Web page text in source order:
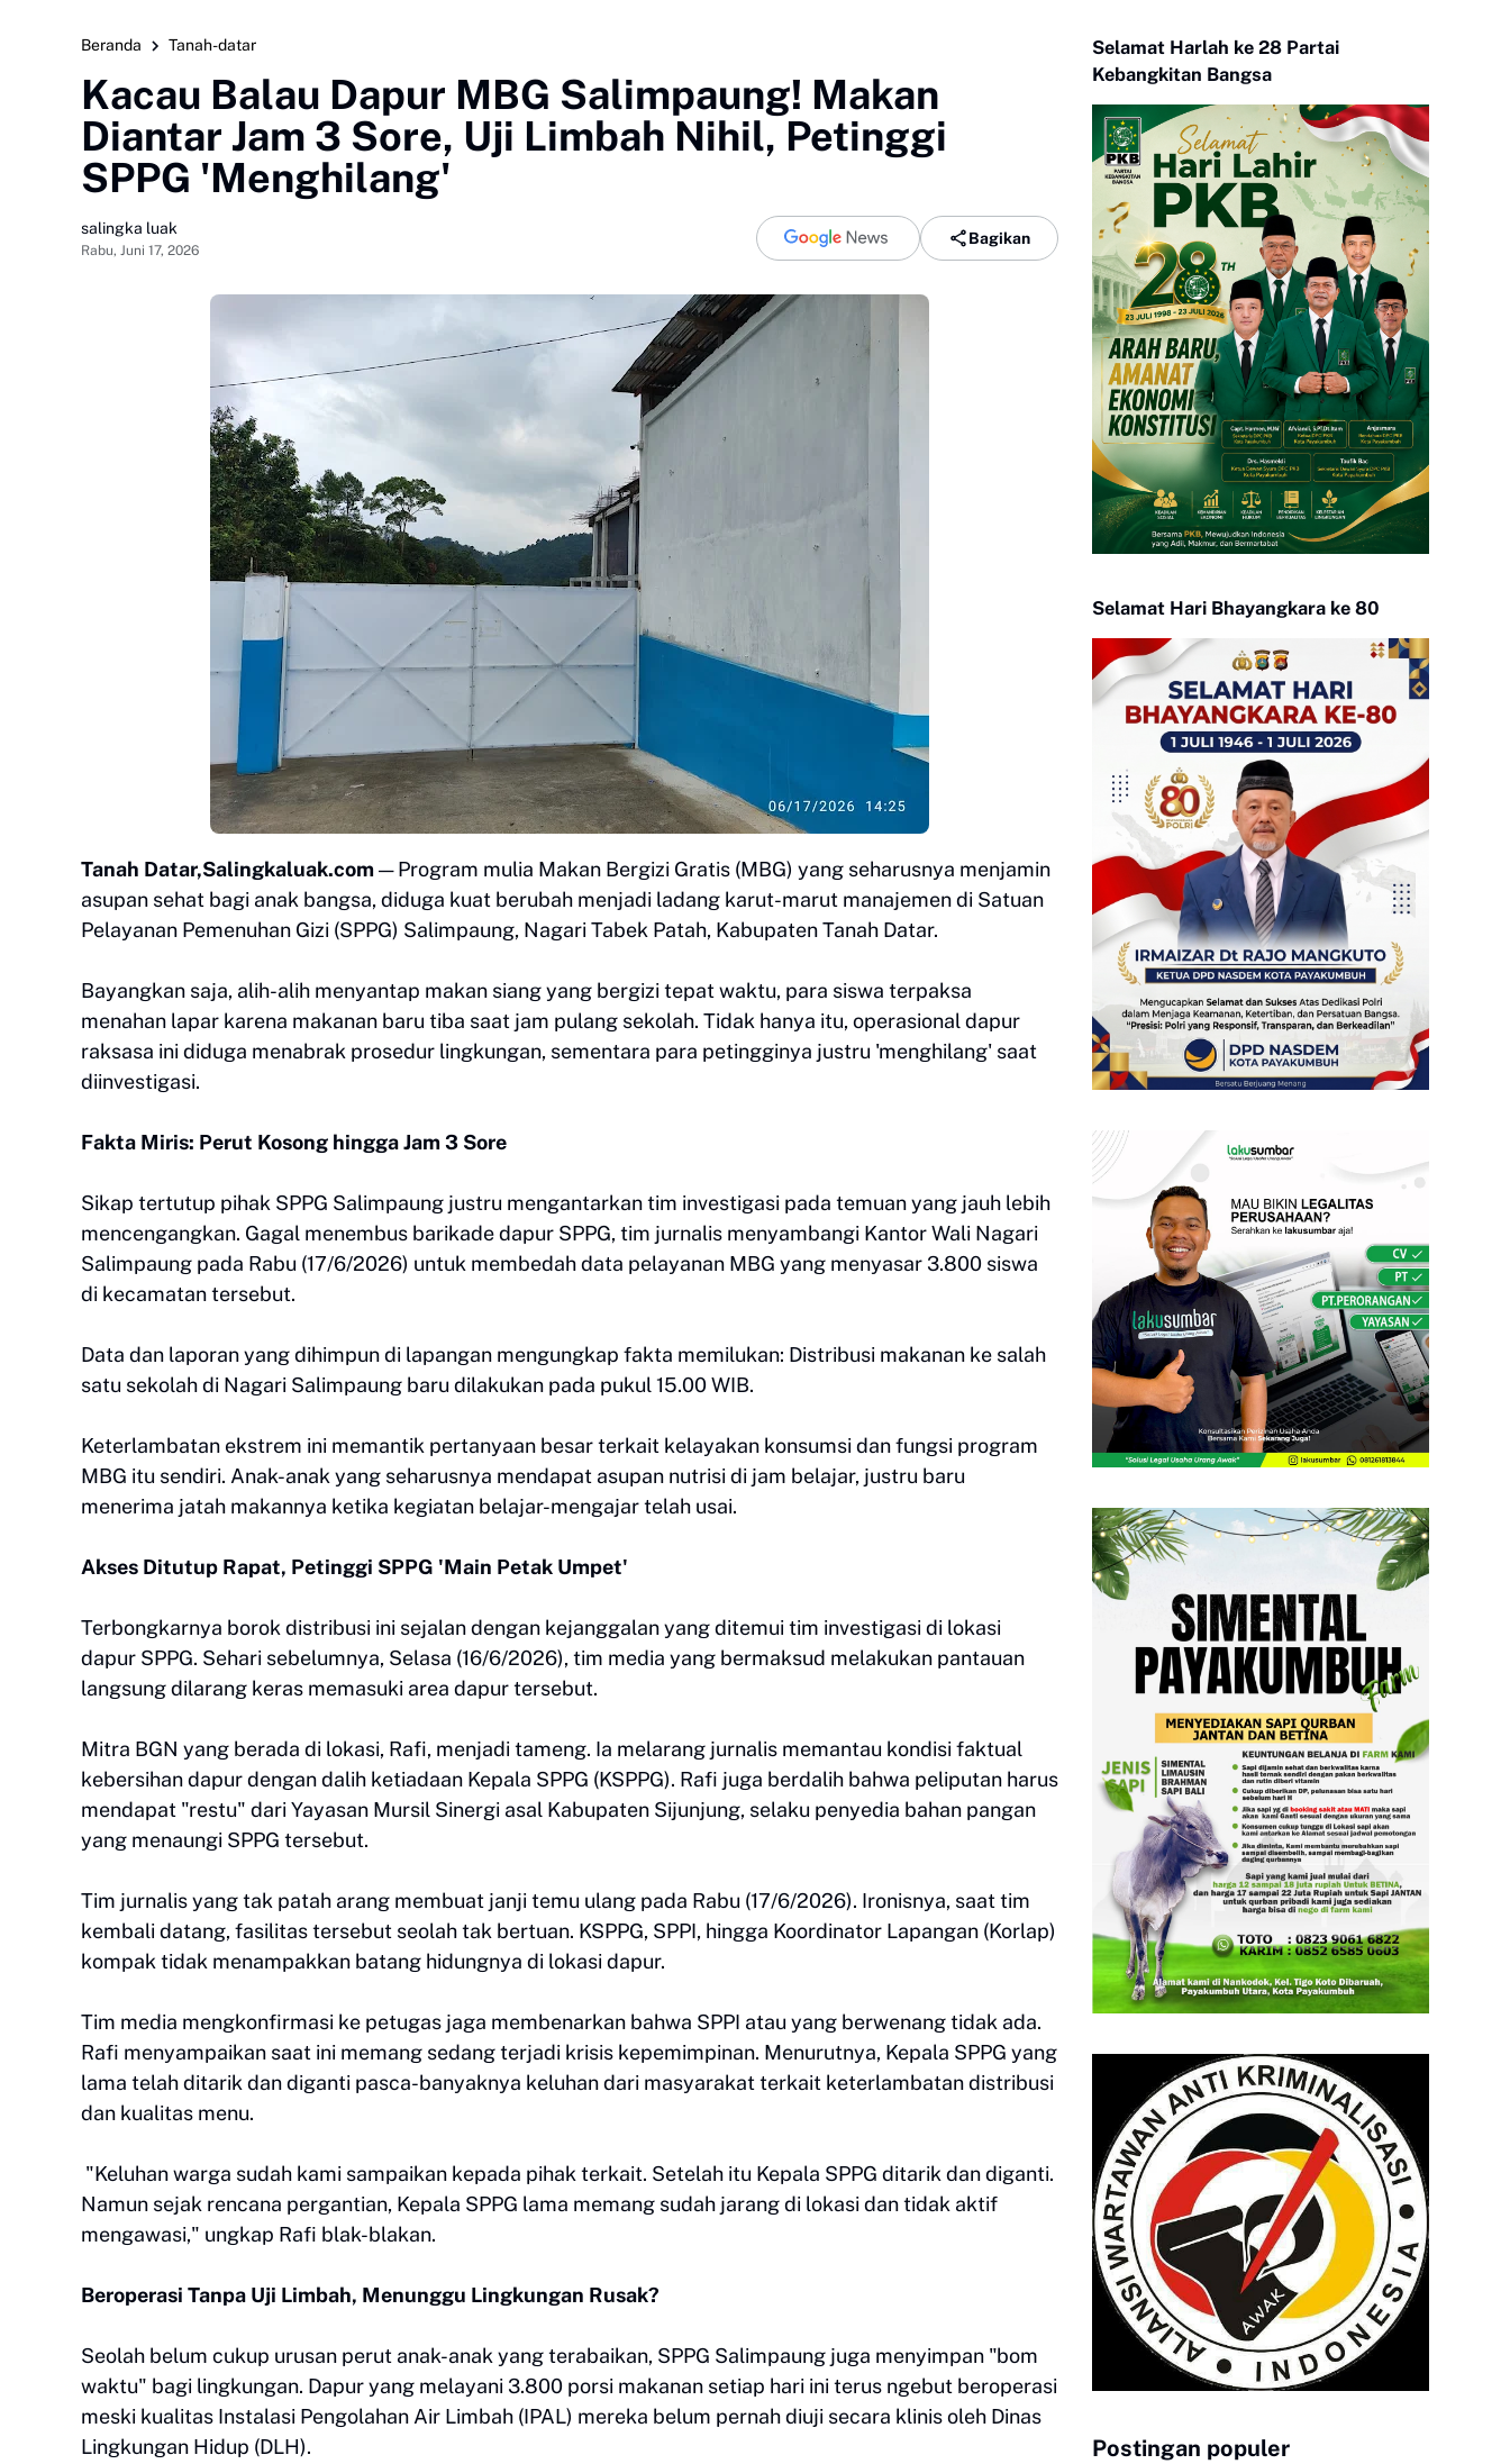
Beranda Tanah-datar
Kacau Balau Dapur MBG Salimpaung! Makan
Diantar Jam 3 Sore, Uji Limbah Nihil, Petinggi
SPPG 'Menghilang'
salingka luak
Rabu, Juni 17, 2026
Bagikan
Tanah Datar,Salingkaluak.com— Program mulia Makan Bergizi Gratis (MBG) yang seharusnya menjamin
asupan sehat bagi anak bangsa, diduga kuat berubah menjadi ladang karut-marut manajemen di Satuan
Pelayanan Pemenuhan Gizi (SPPG) Salimpaung, Nagari Tabek Patah, Kabupaten Tanah Datar.
Bayangkan saja, alih-alih menyantap makan siang yang bergizi tepat waktu, para siswa terpaksa
menahan lapar karena makanan baru tiba saat jam pulang sekolah. Tidak hanya itu, operasional dapur
raksasa ini diduga menabrak prosedur lingkungan, sementara para petingginya justru 'menghilang' saat
diinvestigasi.
Fakta Miris: Perut Kosong hingga Jam 3 Sore
Sikap tertutup pihak SPPG Salimpaung justru mengantarkan tim investigasi pada temuan yang jauh lebih
mencengangkan. Gagal menembus barikade dapur SPPG, tim jurnalis menyambangi Kantor Wali Nagari
Salimpaung pada Rabu (17/6/2026) untuk membedah data pelayanan MBG yang menyasar 3.800 siswa
di kecamatan tersebut.
Data dan laporan yang dihimpun di lapangan mengungkap fakta memilukan: Distribusi makanan ke salah
satu sekolah di Nagari Salimpaung baru dilakukan pada pukul 15.00 WIB.
Keterlambatan ekstrem ini memantik pertanyaan besar terkait kelayakan konsumsi dan fungsi program
MBG itu sendiri. Anak-anak yang seharusnya mendapat asupan nutrisi di jam belajar, justru baru
menerima jatah makannya ketika kegiatan belajar-mengajar telah usai.
Akses Ditutup Rapat, Petinggi SPPG 'Main Petak Umpet'
Terbongkarnya borok distribusi ini sejalan dengan kejanggalan yang ditemui tim investigasi di lokasi
dapur SPPG. Sehari sebelumnya, Selasa (16/6/2026), tim media yang bermaksud melakukan pantauan
langsung dilarang keras memasuki area dapur tersebut.
Mitra BGN yang berada di lokasi, Rafi, menjadi tameng. Ia melarang jurnalis memantau kondisi faktual
kebersihan dapur dengan dalih ketiadaan Kepala SPPG (KSPPG). Rafi juga berdalih bahwa peliputan harus
mendapat "restu" dari Yayasan Mursil Sinergi asal Kabupaten Sijunjung, selaku penyedia bahan pangan
yang menaungi SPPG tersebut.
Tim jurnalis yang tak patah arang membuat janji temu ulang pada Rabu (17/6/2026). Ironisnya, saat tim
kembali datang, fasilitas tersebut seolah tak bertuan. KSPPG, SPPI, hingga Koordinator Lapangan (Korlap)
kompak tidak menampakkan batang hidungnya di lokasi dapur.
Tim media mengkonfirmasi ke petugas jaga membenarkan bahwa SPPI atau yang berwenang tidak ada.
Rafi menyampaikan saat ini memang sedang terjadi krisis kepemimpinan. Menurutnya, Kepala SPPG yang
lama telah ditarik dan diganti pasca-banyaknya keluhan dari masyarakat terkait keterlambatan distribusi
dan kualitas menu.
"Keluhan warga sudah kami sampaikan kepada pihak terkait. Setelah itu Kepala SPPG ditarik dan diganti.
Namun sejak rencana pergantian, Kepala SPPG lama memang sudah jarang di lokasi dan tidak aktif
mengawasi," ungkap Rafi blak-blakan.
Beroperasi Tanpa Uji Limbah, Menunggu Lingkungan Rusak?
Seolah belum cukup urusan perut anak-anak yang terabaikan, SPPG Salimpaung juga menyimpan "bom
waktu" bagi lingkungan. Dapur yang melayani 3.800 porsi makanan setiap hari ini terus ngebut beroperasi
meski kualitas Instalasi Pengolahan Air Limbah (IPAL) mereka belum pernah diuji secara klinis oleh Dinas
Lingkungan Hidup (DLH).
Selamat Harlah ke 28 Partai
Kebangkitan Bangsa
Selamat Hari Bhayangkara ke 80
Postingan populer